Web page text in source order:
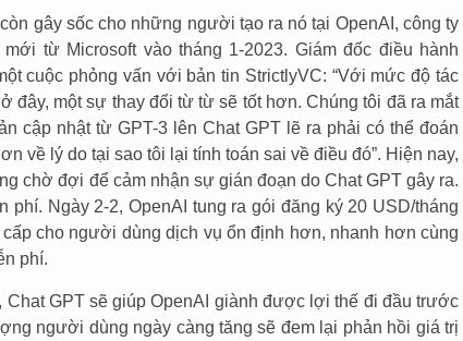
gây sốc cho những người tạo ra nó tại OpenAI, công ty
từ Microsoft vào tháng 1-2023. Giám đốc điều hành
cuộc phỏng vấn với bản tin StrictlyVC: “Với mức độ tác
đây, một sự thay đổi từ từ sẽ tốt hơn. Chúng tôi đã ra mắt
cập nhật từ GPT-3 lên Chat GPT lẽ ra phải có thể đoán
về lý do tại sao tôi lại tính toán sai về điều đó”. Hiện nay,
chờ đợi để cảm nhận sự gián đoạn do Chat GPT gây ra.
phí. Ngày 2-2, OpenAI tung ra gói đăng ký 20 USD/tháng
cho người dùng dịch vụ ổn định hơn, nhanh hơn cùng
phí.
Chat GPT sẽ giúp OpenAI giành được lợi thế đi đầu trước
người dùng ngày càng tăng sẽ đem lại phản hồi giá trị